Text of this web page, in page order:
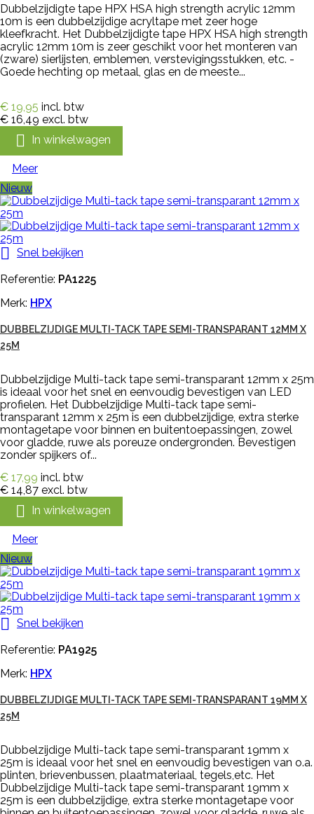
Dubbelzijdigte tape HPX HSA high strength acrylic 12mm
10m is een dubbelzijdige acryltape met zeer hoge
kleefkracht. Het Dubbelzijdigte tape HPX HSA high strength
acrylic 12mm 10m is zeer geschikt voor het monteren van
(zware) sierlijsten, emblemen, verstevigingsstukken, etc. -
Goede hechting op metaal, glas en de meeste...
€ 19,95 incl. btw
€ 16,49 excl. btw
 In winkelwagen
Meer
Nieuw
 Snel bekijken
Referentie: PA1225
Merk: HPX
DUBBELZIJDIGE MULTI-TACK TAPE SEMI-TRANSPARANT 12MM X
25M
Dubbelzijdige Multi-tack tape semi-transparant 12mm x 25m
is ideaal voor het snel en eenvoudig bevestigen van LED
profielen. Het Dubbelzijdige Multi-tack tape semi-
transparant 12mm x 25m is een dubbelzijdige, extra sterke
montagetape voor binnen en buitentoepassingen, zowel
voor gladde, ruwe als poreuze ondergronden. Bevestigen
zonder spijkers of...
€ 17,99 incl. btw
€ 14,87 excl. btw
 In winkelwagen
Meer
Nieuw
 Snel bekijken
Referentie: PA1925
Merk: HPX
DUBBELZIJDIGE MULTI-TACK TAPE SEMI-TRANSPARANT 19MM X
25M
Dubbelzijdige Multi-tack tape semi-transparant 19mm x
25m is ideaal voor het snel en eenvoudig bevestigen van o.a.
plinten, brievenbussen, plaatmateriaal, tegels,etc. Het
Dubbelzijdige Multi-tack tape semi-transparant 19mm x
25m is een dubbelzijdige, extra sterke montagetape voor